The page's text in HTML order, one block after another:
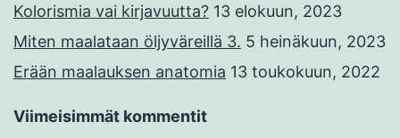
Kolorismia vai kirjavuutta? 13 elokuun, 2023
Miten maalataan öljyväreillä 3. 5 heinäkuun, 2023
Erään maalauksen anatomia 13 toukokuun, 2022
Viimeisimmät kommentit